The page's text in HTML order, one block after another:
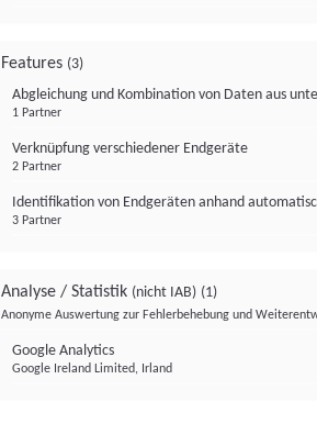
Features (3)
Abgleichung und Kombination von Daten aus
1 Partner
Verknüpfung verschiedener Endgeräte
2 Partner
Identifikation von Endgeräten anhand
3 Partner
Analyse / Statistik (nicht IAB) (1)
Anonyme Auswertung zur Fehlerbehebung und
Google Analytics
Google Ireland Limited, Irland